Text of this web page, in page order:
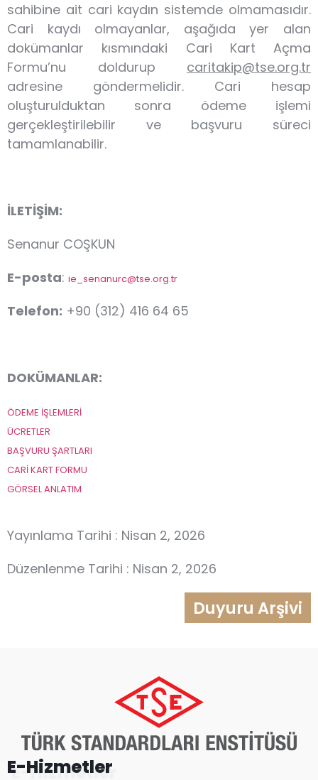
sahibine ait cari kaydın sistemde olmamasıdır.
Cari kaydı olmayanlar, aşağıda yer alan
dokümanlar kısmındaki Cari Kart Açma
Formu’nu doldurup caritakip@tse.org.tr
adresine göndermelidir. Cari hesap
oluşturulduktan sonra ödeme işlemi
gerçekleştirilebilir ve başvuru süreci
tamamlanabilir.
İLETİŞİM:
Senanur COŞKUN
E-posta: ie_senanurc@tse.org.tr
Telefon: +90 (312) 416 64 65
DOKÜMANLAR:
ÖDEME İŞLEMLERİ
ÜCRETLER
BAŞVURU ŞARTLARI
CARİ KART FORMU
GÖRSEL ANLATIM
Yayınlama Tarihi : Nisan 2, 2026
Düzenlenme Tarihi : Nisan 2, 2026
Duyuru Arşivi
E-Hizmetler